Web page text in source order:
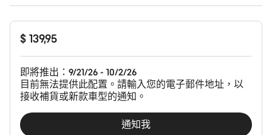
產
$ 139,95
即將推出： 9/21/26 - 10/2/26
目前無法提供此配置。請輸入您的電子郵件地址，以
接收補貨或新款車型的通知。
通知我